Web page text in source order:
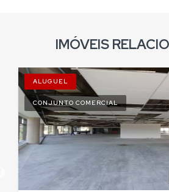
IMÓVEIS
ALUGUEL
CONJUNTO COMERCIAL